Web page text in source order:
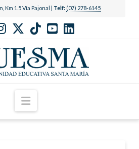
Km 1.5 Vía Pajonal | Telf: (07) 278-6145
Navigation